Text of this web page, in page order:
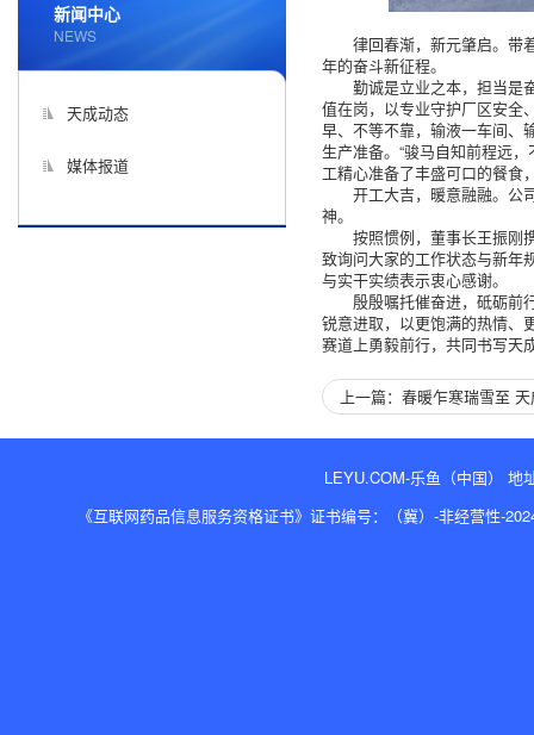
新闻中心
NEWS
天成动态
媒体报道
律回春渐，新元肇启。带
年的奋斗新征程。
勤诚是立业之本，担当是
值在岗，以专业守护厂区安全
早、不等不靠，输液一车间、
生产准备。“骏马自知前程远
工精心准备了丰盛可口的餐食
开工大吉，暖意融融。公
神。
按照惯例，董事长王振刚
致询问大家的工作状态与新年
与实干实绩表示衷心感谢。
殷殷嘱托催奋进，砥砺前
锐意进取，以更饱满的热情、
赛道上勇毅前行，共同书写天
上一篇：春暖乍寒瑞雪至
LEYU.COM-乐鱼（中国） 地
《互联网药品信息服务资格证书》证书编号：（冀）-非经营性-